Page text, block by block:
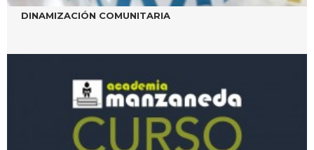
DINAMIZACIÓN COMUNITARIA